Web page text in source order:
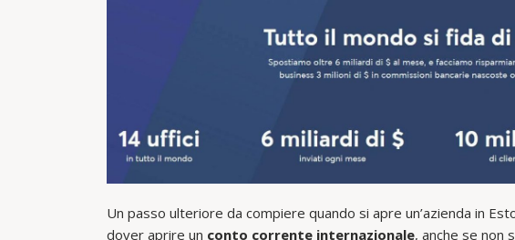
Un passo ulteriore da compiere quando si apre un’azienda in
dover aprire un conto corrente internazionale, anche se non